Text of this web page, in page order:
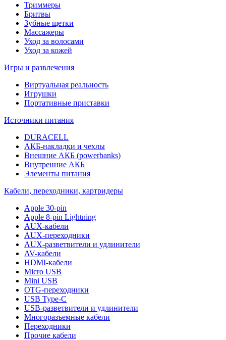
Триммеры
Бритвы
Зубные щетки
Массажеры
Уход за волосами
Уход за кожей
Игры и развлечения
Виртуальная реальность
Игрушки
Портативные приставки
Источники питания
DURACELL
АКБ-накладки и чехлы
Внешние АКБ (powerbanks)
Внутренние АКБ
Элементы питания
Кабели, переходники, картридеры
Apple 30-pin
Apple 8-pin Lightning
AUX-кабели
AUX-переходники
AUX-разветвители и удлинители
AV-кабели
HDMI-кабели
Micro USB
Mini USB
OTG-переходники
USB Type-C
USB-разветвители и удлинители
Многоразъемные кабели
Переходники
Прочие кабели